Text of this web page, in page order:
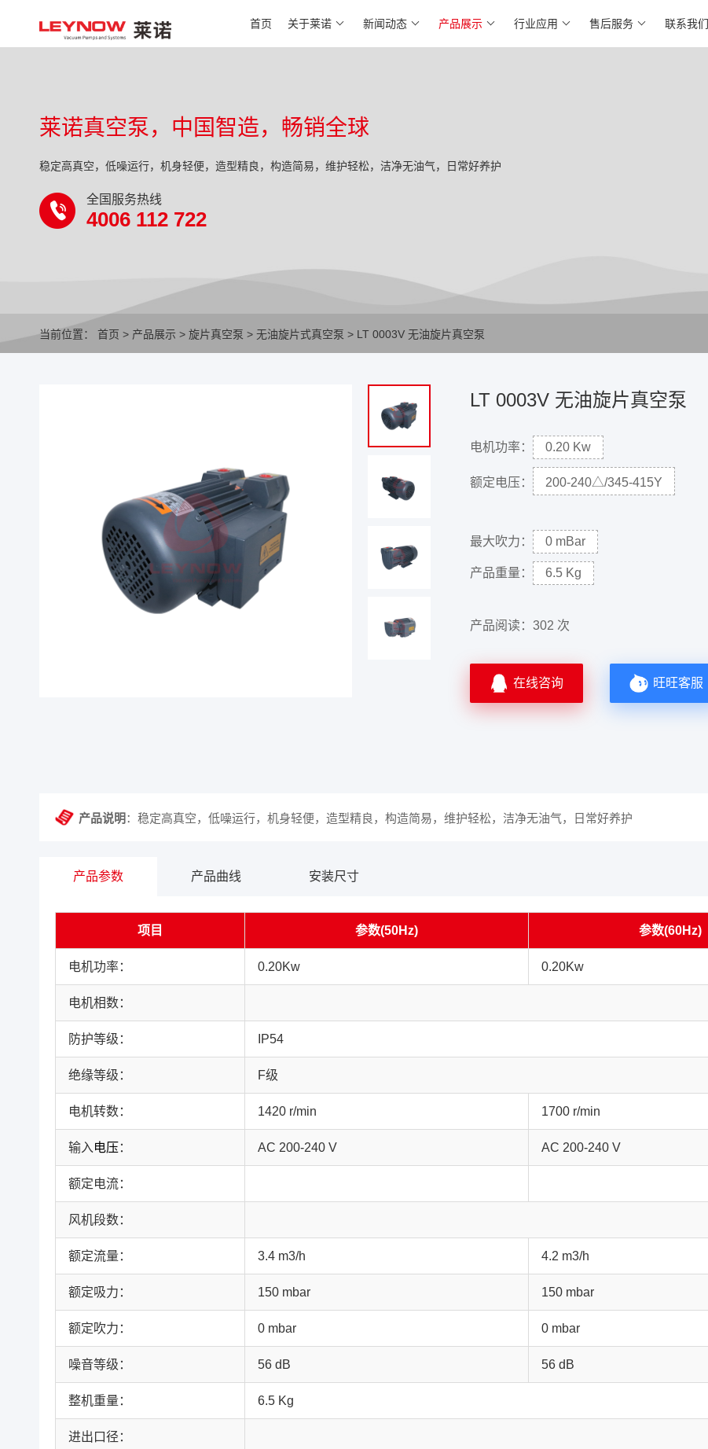
首页 关于莱诺 新闻动态 产品展示 行业应用 售后服务 联系我们
莱诺真空泵，中国智造，畅销全球
稳定高真空，低噪运行，机身轻便，造型精良，构造简易，维护轻松，洁净无油气，日常好养护
全国服务热线
4006 112 722
当前位置： 首页 > 产品展示 > 旋片真空泵 > 无油旋片式真空泵 > LT 0003V 无油旋片真空泵
LT 0003V 无油旋片真空泵
电机功率： 0.20 Kw
额定电压： 200-240△/345-415Y
最大吹力： 0 mBar
产品重量： 6.5 Kg
产品阅读： 302 次
在线咨询 旺旺客服
产品说明 ：稳定高真空，低噪运行，机身轻便，造型精良，构造简易，维护轻松，洁净无油气，日常好养护
产品参数 产品曲线 安装尺寸
项目 参数(50Hz) 参数(60Hz)
电机功率： 0.20Kw 0.20Kw
电机相数：
防护等级： IP54
绝缘等级： F级
电机转数： 1420 r/min 1700 r/min
输入 电压 ： AC 200-240 V AC 200-240 V
额定电流：
风机段数：
额定流量： 3.4 m3/h 4.2 m3/h
额定吸力： 150 mbar 150 mbar
额定吹力： 0 mbar 0 mbar
噪音等级： 56 dB 56 dB
整机重量： 6.5 Kg
进出口径：